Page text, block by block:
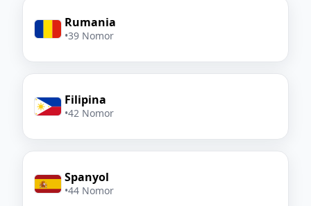
Rumania
•39 Nomor
Filipina
•42 Nomor
Spanyol
•44 Nomor